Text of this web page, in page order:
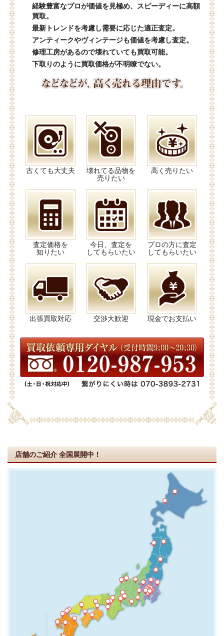
経験豊富なプロが価値を見極め、スピーディーに高額
買取。
最新トレンドを考慮し需要に応じた適正査定。
アンティークやヴィンテージも価値を考慮し査定。
修理工房があるので壊れていても買取可能。
下取りのように買取価格が不明瞭でない。
古くても大丈夫
壊れてる品物を
売りたい
高く売りたい
査定価格を
知りたい
今日、査定を
してもらいたい
プロの方に査定
してもらいたい
出張買取対応 交渉大歓迎 現金でお支払い
店舗のご紹介 全国展開中！